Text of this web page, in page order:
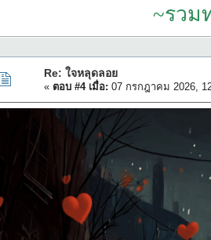
~รวม
Re: ใจหลุดลอย
« ตอบ #4 เมื่อ: 07 กรกฎาคม 2026,